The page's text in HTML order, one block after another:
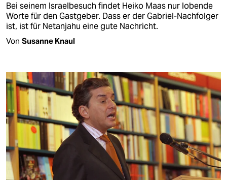
Bei seinem Israelbesuch findet Heiko Maas nur lobende
Worte für den Gastgeber. Dass er der Gabriel-Nachfolger
ist, ist für Netanjahu eine gute Nachricht.
Von Susanne Knaul